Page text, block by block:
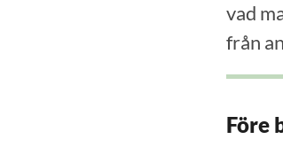
vad
från
Före